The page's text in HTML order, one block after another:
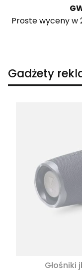
Proste wyceny w
Gadżety
Głośniki